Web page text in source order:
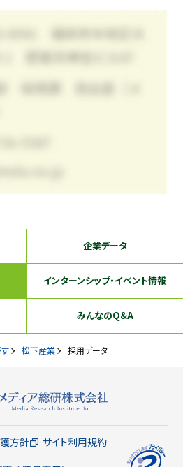
企業データ
インターンシップ・イベント情報
みんなのQ&A
松下産業 採用データ
方針
サイト利用規約